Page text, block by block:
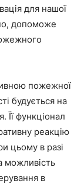
для нашої
допоможе
пожежної
будується на
Її функціонал
реакцію
цьому в разі
можливість
в